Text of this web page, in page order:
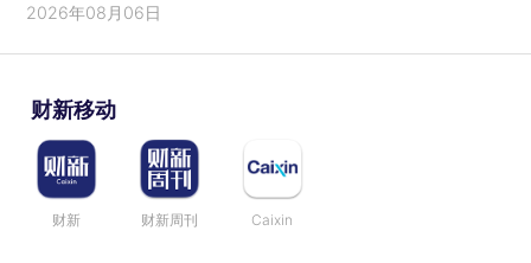
2026年08月06日
财新移动
财新 财新周刊 Caixin